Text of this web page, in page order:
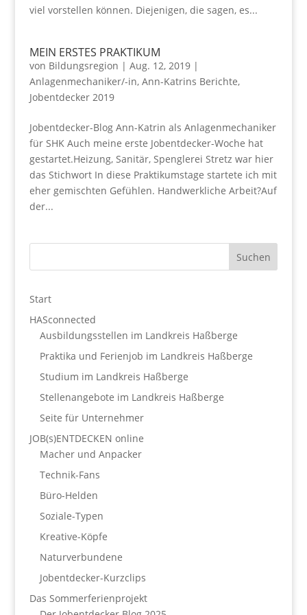
viel vorstellen können. Diejenigen, die sagen, es...
MEIN ERSTES PRAKTIKUM
von Bildungsregion | Aug. 12, 2019|
Anlagenmechaniker/-in, Ann-Katrins Berichte,
Jobentdecker 2019
Jobentdecker-Blog Ann-Katrin als Anlagenmechaniker
für SHK Auch meine erste Jobentdecker-Woche hat
gestartet.Heizung, Sanitär, Spenglerei Stretz war hier
das Stichwort In diese Praktikumstage startete ich mit
eher gemischten Gefühlen. Handwerkliche Arbeit?Auf
der...
Start
HASconnected
Ausbildungsstellen im Landkreis Haßberge
Praktika und Ferienjob im Landkreis Haßberge
Studium im Landkreis Haßberge
Stellenangebote im Landkreis Haßberge
Seite für Unternehmer
JOB(s)ENTDECKEN online
Macher und Anpacker
Technik-Fans
Büro-Helden
Soziale-Typen
Kreative-Köpfe
Naturverbundene
Jobentdecker-Kurzclips
Das Sommerferienprojekt